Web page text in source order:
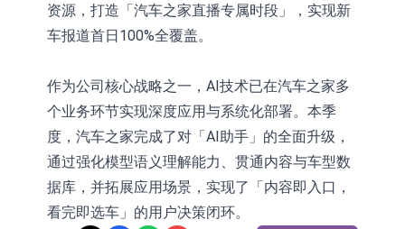
资源，打造「汽车之家直播专属时段」，实现新
车报道首日100%全覆盖。
作为公司核心战略之一，AI技术已在汽车之家多
个业务环节实现深度应用与系统化部署。本季
度，汽车之家完成了对「AI助手」的全面升级，
通过强化模型语义理解能力、贯通内容与车型数
据库，并拓展应用场景，实现了「内容即入口，
看完即选车」的用户决策闭环。